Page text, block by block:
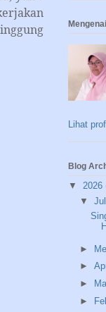
Lihat
Blog
▼ 2026
▼
►
►
►
►